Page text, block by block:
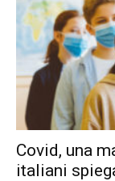
Covid, una
italiani